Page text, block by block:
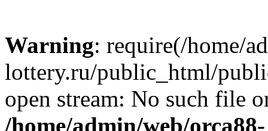
Warning: require(/home/
lottery.ru/public_html/
open stream: No such file
/home/admin/web/orca88-